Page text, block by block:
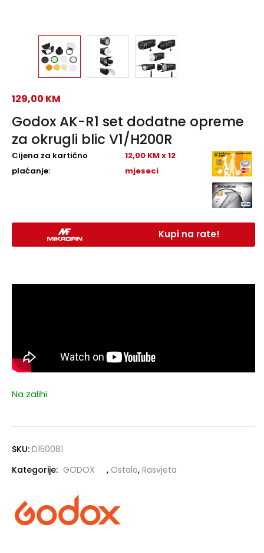
Godox AK-R1 set dodatne opreme
za okrugli blic V1/H200R
129,00 KM
Cijena za kartično
plaćanje:
12,00 KM x 12
mjeseci
Kupi na rate!
Na zalihi
SKU: D150081
Kategorije: GODOX , Ostalo, Rasvjeta